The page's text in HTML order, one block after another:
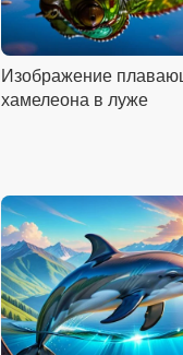
Изображение
хамелеона в луже